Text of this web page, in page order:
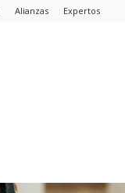
Alianzas Expertos